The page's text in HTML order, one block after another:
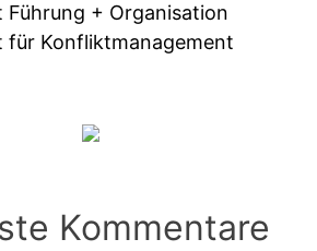
Führung + Organisation
für Konfliktmanagement
Kommentare